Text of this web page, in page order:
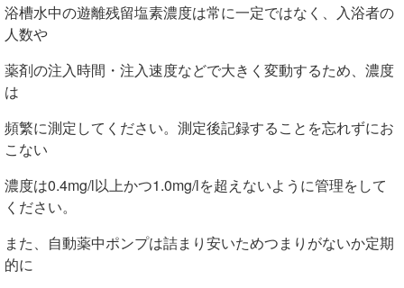
浴槽水中の遊離残留塩素濃度は常に一定ではなく、入浴者の
人数や
薬剤の注入時間・注入速度などで大きく変動するため、濃度
は
頻繁に測定してください。測定後記録することを忘れずにお
こない
濃度は0.4mg/l以上かつ1.0mg/lを超えないように管理をして
ください。
また、自動薬中ポンプは詰まり安いためつまりがないか定期
的に